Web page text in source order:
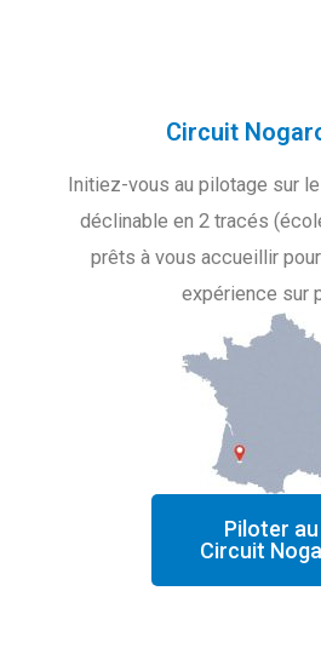
Circuit
Initiez-vous au pilotage sur
déclinable en 2 tracés
prêts à vous accueillir
expérience sur
Piloter au
Circuit